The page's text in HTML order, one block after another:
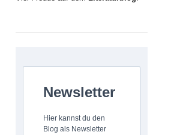
Newsletter
Hier kannst du den
Blog als Newsletter